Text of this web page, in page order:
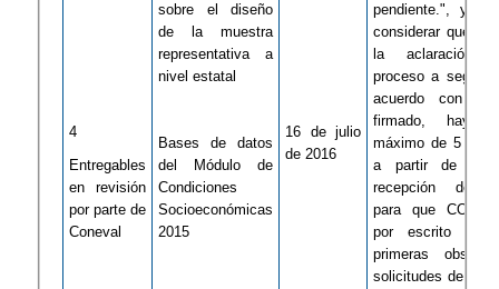
​4
Entregables
en revisión
por parte de
Coneval
sobre el diseño
de la muestra
representativa a
nivel estatal
Bases de datos
del Módulo de
Condiciones
Socioeconómicas
2015
​16 de julio
de 2016
pendiente.", y,
considerar que es
la aclaración
proceso a seguir,
acuerdo con el
firmado, hay
máximo de 5 días
a partir de la
recepción del
para que
por escrito a
primeras
solicitudes de